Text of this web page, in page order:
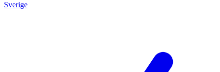
Sverige